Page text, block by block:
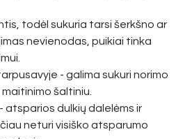
todėl sukuria tarsi šerkšno ar
nevienodas, puikiai tinka
- galima sukuri norimo
šaltiniu.
atsparios dulkių dalelėms ir
neturi visiško atsparumo